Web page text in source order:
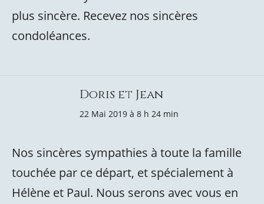
plus sincère. Recevez nos sincères
condoléances.
Doris et Jean
22 Mai 2019 à 8 h 24 min
Nos sincères sympathies à toute la famille
touchée par ce départ, et spécialement à
Hélène et Paul. Nous serons avec vous en